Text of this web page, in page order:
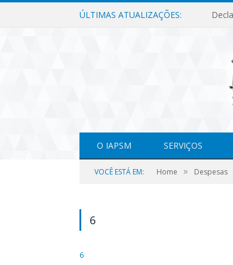
ÚLTIMAS ATUALIZAÇÕES:
O IAPSM SERVIÇOS
VOCÊ ESTÁ EM: Home » Despesas
6
6